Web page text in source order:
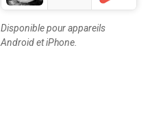
Disponible pour appareils
Android et iPhone.